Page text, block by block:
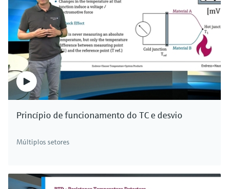
Princípio de funcionamento do TC e desvio
Múltiplos setores